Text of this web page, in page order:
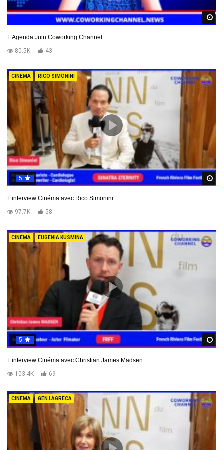
L’Agenda Juin Coworking Channel
80.5K
43
CINEMA RICO SIMONINI
5
L’interview Cinéma avec Rico Simonini
97.7K
58
CINEMA EUGENIA KUSMINA
5
L’interview Cinéma avec Christian James Madsen
103.4K
69
CINEMA GEN LAGRECA